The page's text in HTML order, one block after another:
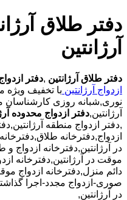
دفتر طلاق
آرژانتین
دفتر طلاق آرژانتین ,دفتر
ازدواج آرژانتین
نوری,شبانه روزی
آرژانتین,دفتر ازدواج محدوده
,دفتر ازدواج منطقه
ازدواج,دفترخانه
در آرژانتین,دفترخانه ازدواج و
موقت در آرژانتین,دفترخانه
دائم منزل,دفترخانه ازدواج
صوری-ازدواج مجدد-اجرا
در آرژانتین,